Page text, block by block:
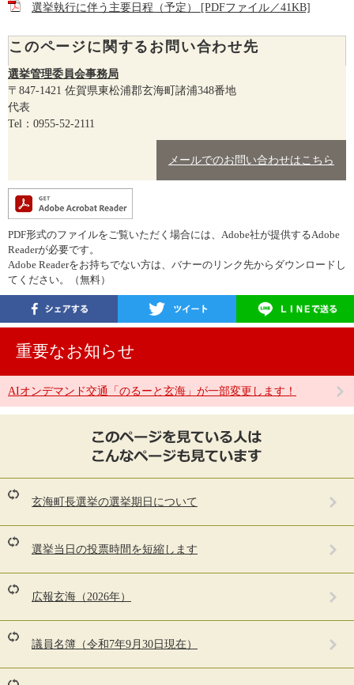
選挙執行に伴う主要日程（予定） [PDFファイル／41KB]
このページに関するお問い合わせ先
選挙管理委員会事務局
〒847-1421 佐賀県東松浦郡玄海町諸浦348番地
代表
Tel：0955-52-2111
メールでのお問い合わせはこちら
PDF形式のファイルをご覧いただく場合には、Adobe社が提供するAdobe
Readerが必要です。
Adobe Readerをお持ちでない方は、バナーのリンク先からダウンロードし
てください。（無料）
重要なお知らせ
AIオンデマンド交通「のるーと玄海」が一部変更します！
ジ
を
て
い
人
は
ん
な
ジ
玄海町長選挙の選挙期日について
選挙当日の投票時間を短縮します
広報玄海（2026年）
議員名簿（令和7年9月30日現在）